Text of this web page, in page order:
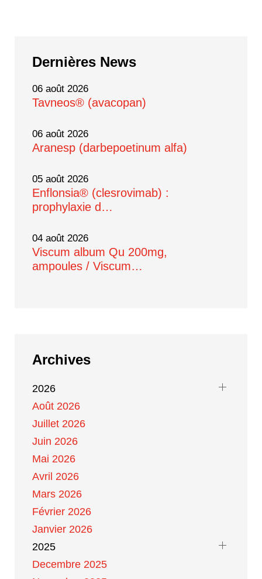
Dernières News
06 août 2026
Tavneos® (avacopan)
06 août 2026
Aranesp (darbepoetinum alfa)
05 août 2026
Enflonsia® (clesrovimab) :
prophylaxie d…
04 août 2026
Viscum album Qu 200mg,
ampoules / Viscum…
Archives
2026
Août 2026
Juillet 2026
Juin 2026
Mai 2026
Avril 2026
Mars 2026
Février 2026
Janvier 2026
2025
Decembre 2025